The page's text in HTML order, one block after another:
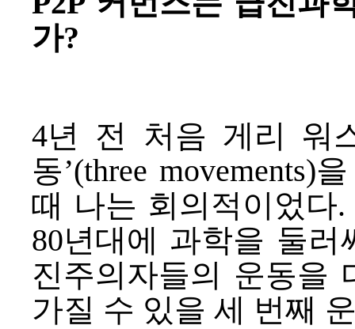
가?
4년 전 처음 게리 워
동’(three movements)
때 나는 회의적이었다.
80년대에 과학을 둘
진주의자들의 운동을
가질 수 있을 세 번째